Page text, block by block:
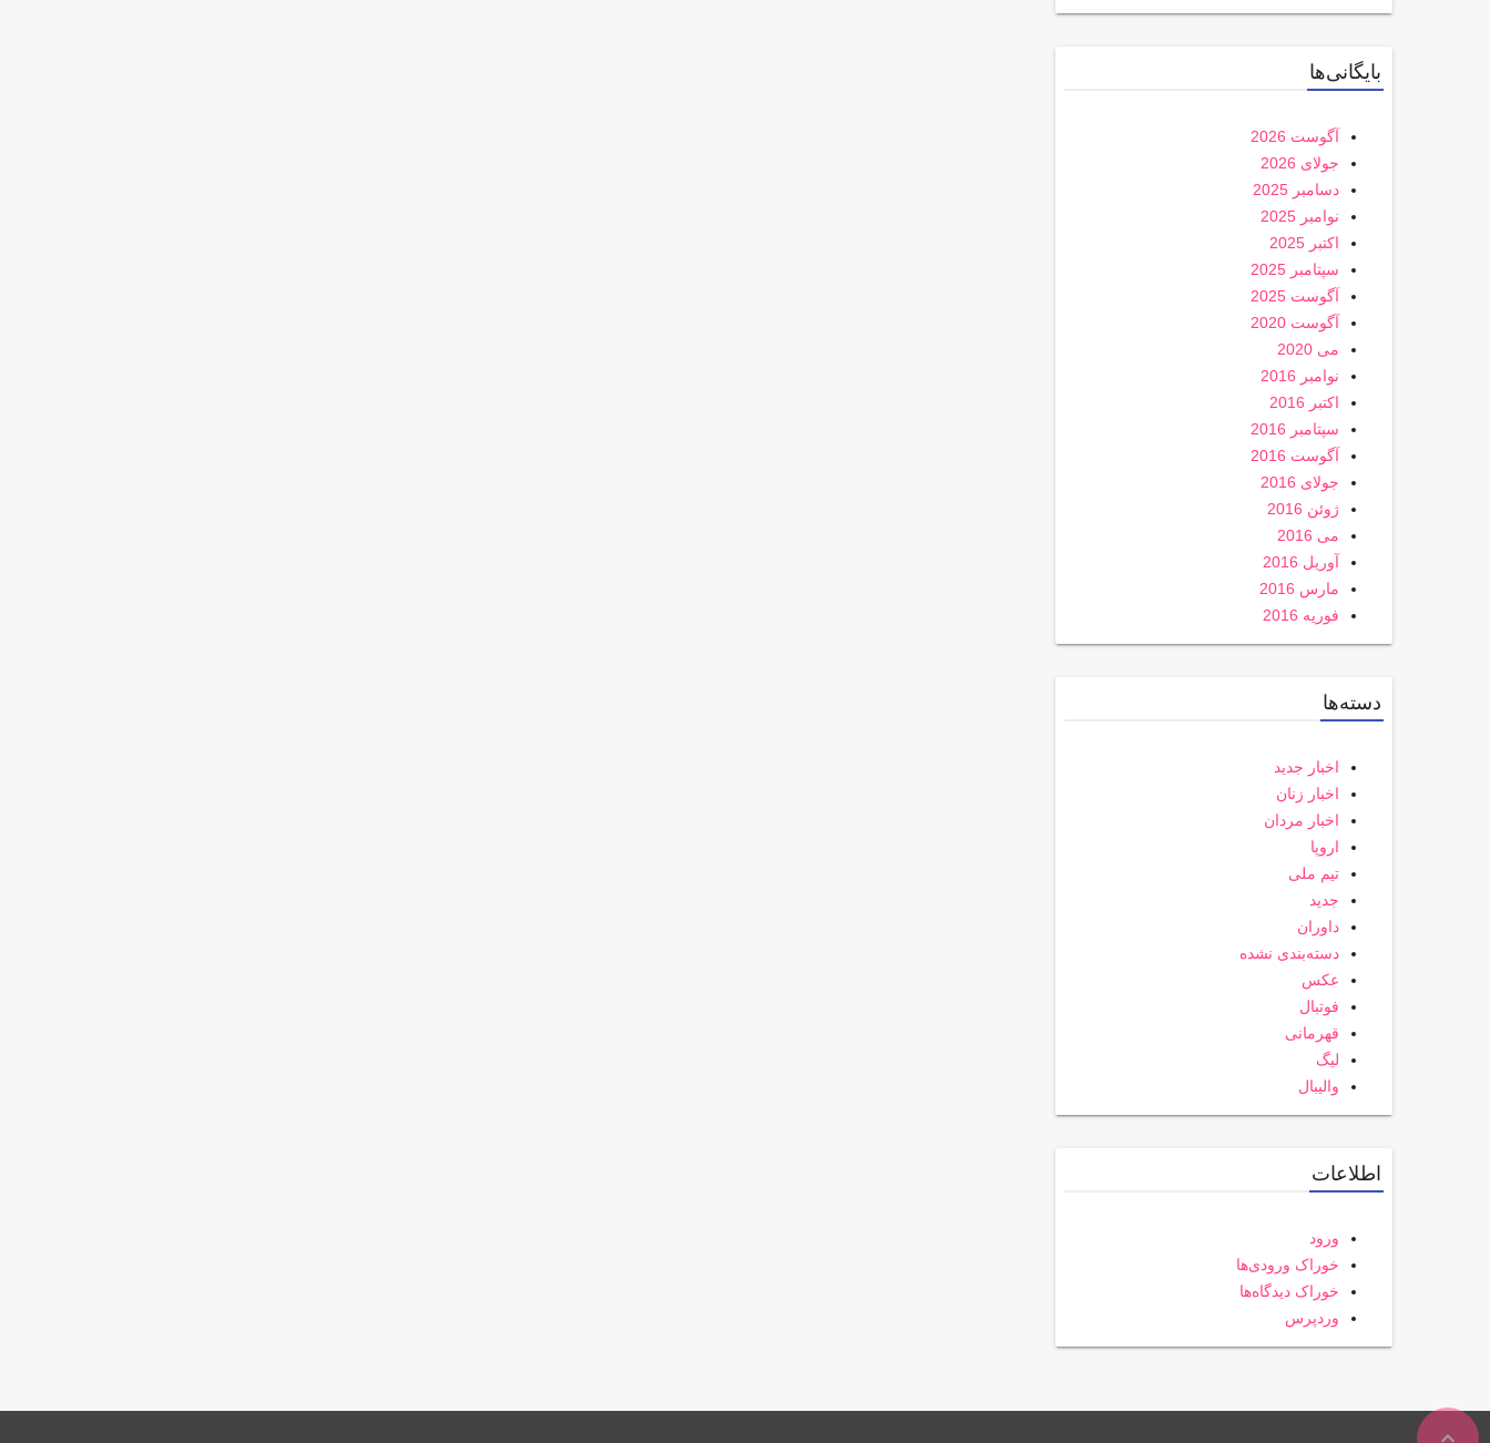
بایگانی‌ها
آگوست 2026
جولای 2026
دسامبر 2025
نوامبر 2025
اکتبر 2025
سپتامبر 2025
آگوست 2025
آگوست 2020
می 2020
نوامبر 2016
اکتبر 2016
سپتامبر 2016
آگوست 2016
جولای 2016
ژوئن 2016
می 2016
آوریل 2016
مارس 2016
فوریه 2016
دسته‌ها
اخبار جدید
اخبار زنان
اخبار مردان
اروپا
تیم ملی
جدید
داوران
دسته‌بندی نشده
عکس
فوتبال
قهرمانی
لیگ
والیبال
اطلاعات
ورود
خوراک ورودی‌ها
خوراک دیدگاه‌ها
وردپرس